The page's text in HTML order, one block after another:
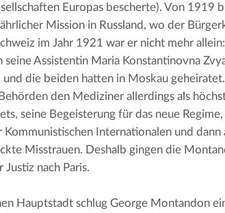
Europas bescherte). Von 1919
Mission in Russland, wo der
im Jahr 1921 war er nicht mehr
seine Assistentin Maria Konstantinovna
und die beiden hatten in Moskau
den Mediziner allerdings als
seine Begeisterung für das neue
Internationalen und dann
Misstrauen. Deshalb gingen die
nach Paris.
Hauptstadt schlug George Montandon